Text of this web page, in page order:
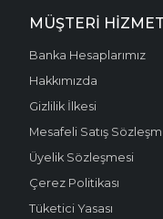
MÜŞTERI
Banka Hesaplarımız
Hakkımızda
Gizlilik İlkesi
Mesafeli Satış
Üyelik Sözleşmesi
Çerez Politikası
Tüketici Yasası